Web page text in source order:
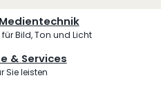
Bild, Ton und Licht
& Services
Sie leisten